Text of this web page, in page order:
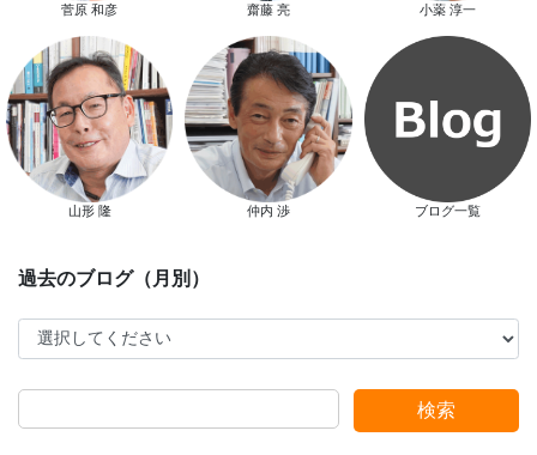
菅原 和彦 齋藤 亮 小薬 淳一
山形 隆 仲内 渉 ブログ一覧
検索